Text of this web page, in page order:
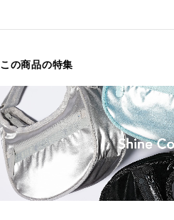
この商品の特集